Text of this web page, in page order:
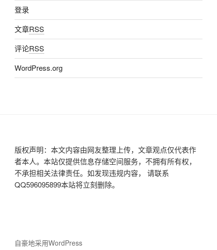
登录
文章RSS
评论RSS
WordPress.org
版权声明：本文内容由网友整理上传，文章观点仅代表作
者本人。本站仅提供信息存储空间服务，不拥有所有权，
不承担相关法律责任。如发现违规内容， 请联系
QQ596095899本站将立刻删除。
自豪地采用WordPress